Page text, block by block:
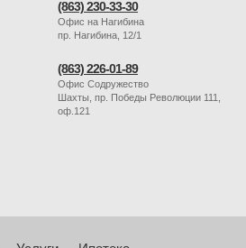
(863) 230-33-30
Офис на Нагибина
пр. Нагибина, 12/1
(863) 226-01-89
Офис Содружество
Шахты, пр. Победы Революции 111,
оф.121